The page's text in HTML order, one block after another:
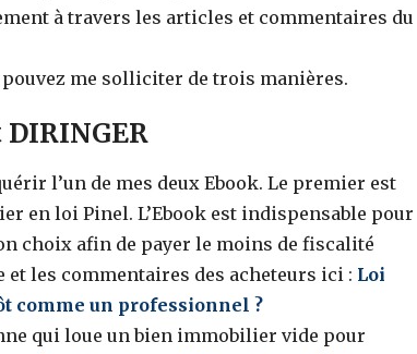
à travers les articles et commentaires du
me solliciter de trois manières.
l’un de mes deux Ebook. Le premier est
en loi Pinel. L’Ebook est indispensable pour
choix afin de payer le moins de fiscalité
les commentaires des acheteurs ici : Loi
comme un professionnel ?
qui loue un bien immobilier vide pour